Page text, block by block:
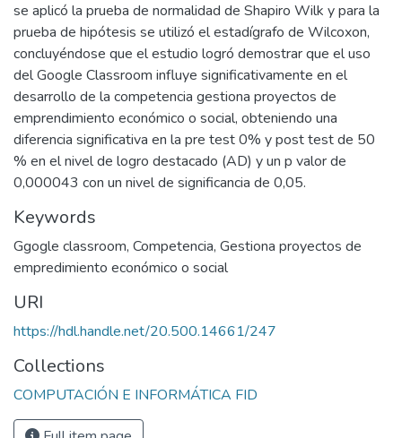
se aplicó la prueba de normalidad de Shapiro Wilk y para la
prueba de hipótesis se utilizó el estadígrafo de Wilcoxon,
concluyéndose que el estudio logró demostrar que el uso
del Google Classroom influye significativamente en el
desarrollo de la competencia gestiona proyectos de
emprendimiento económico o social, obteniendo una
diferencia significativa en la pre test 0% y post test de 50
% en el nivel de logro destacado (AD) y un p valor de
0,000043 con un nivel de significancia de 0,05.
Keywords
Ggogle classroom, Competencia, Gestiona proyectos de
empredimiento económico o social
URI
https://hdl.handle.net/20.500.14661/247
Collections
COMPUTACIÓN E INFORMÁTICA FID